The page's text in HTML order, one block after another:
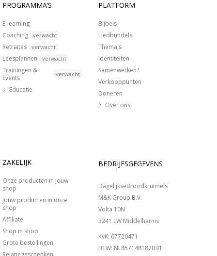
PROGRAMMA’S
E-learning
Coaching
verwacht
Retraites verwacht
Leesplannen verwacht
Trainingen &
Events
verwacht
Educatie
PLATFORM
Bijbels
Liedbundels
Thema's
Identiteiten
Samenwerken?
Verkooppunten
Doneren
Over ons
ZAKELIJK
Onze producten in jouw
shop
Jouw producten in onze
shop
Affiliate
Shop in shop
Grote bestellingen
Relatiegeschenken
BEDRIJFSGEGEVENS
DagelijkseBroodkruimels
M&K Group B.V.
Volta 10N
3241 LW Middelharnis
KvK: 67720471
BTW: NL857148187B01